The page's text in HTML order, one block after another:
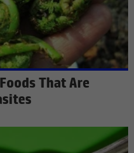
That Are